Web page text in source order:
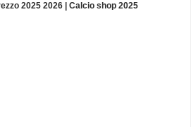
2025 2026 | Calcio shop 2025